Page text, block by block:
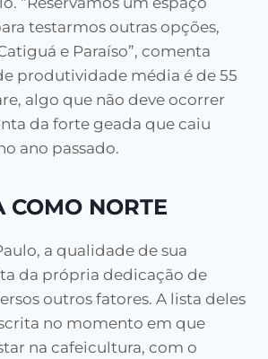
testarmos outras opções,
e Paraíso”, comenta
produtividade média é de 55
algo que não deve ocorrer
da forte geada que caiu
ano passado.
COMO NORTE
a qualidade de sua
da própria dedicação de
outros fatores. A lista deles
no momento em que
na cafeicultura, com o